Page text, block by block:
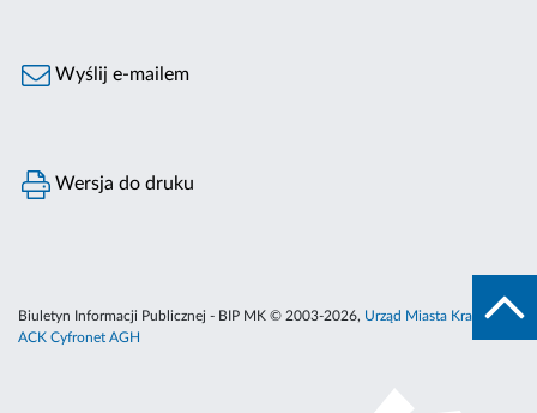
Wyślij e-mailem
Wersja do druku
Biuletyn Informacji Publicznej - BIP MK © 2003-2026, Urząd Miasta Krakowa
ACK Cyfronet AGH